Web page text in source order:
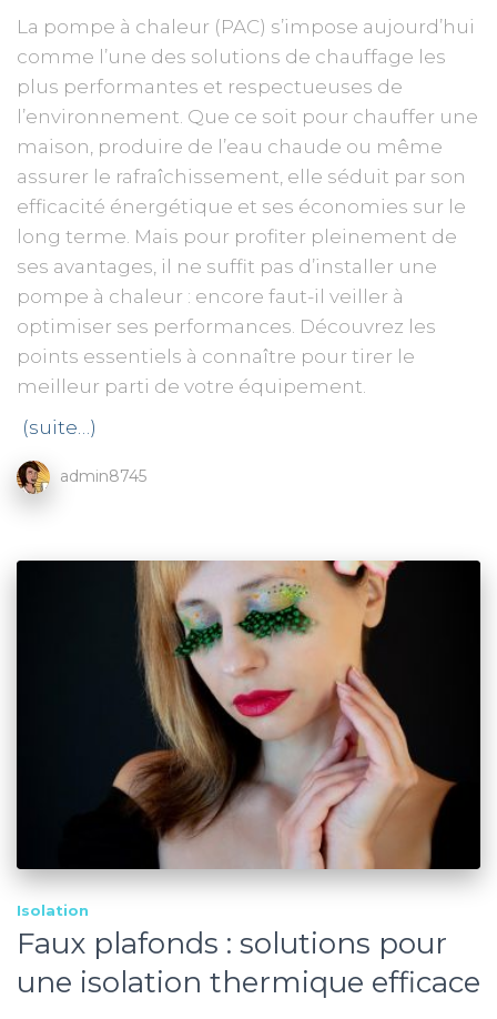
La pompe à chaleur (PAC) s’impose aujourd’hui
comme l’une des solutions de chauffage les
plus performantes et respectueuses de
l’environnement. Que ce soit pour chauffer une
maison, produire de l’eau chaude ou même
assurer le rafraîchissement, elle séduit par son
efficacité énergétique et ses économies sur le
long terme. Mais pour profiter pleinement de
ses avantages, il ne suffit pas d’installer une
pompe à chaleur : encore faut-il veiller à
optimiser ses performances. Découvrez les
points essentiels à connaître pour tirer le
meilleur parti de votre équipement.
(suite…)
admin8745
Isolation
Faux plafonds : solutions pour
une isolation thermique efficace